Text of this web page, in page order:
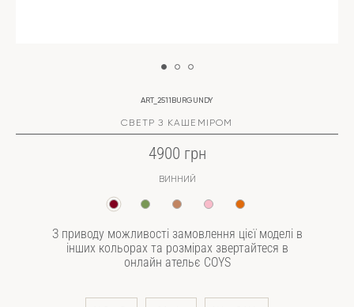
ART_2511BURGUNDY
СВЕТР З КАШЕМІРОМ
4900 грн
ВИННИЙ
З приводу можливості замовлення цієї моделі в
інших кольорах та розмірах звертайтеся в
онлайн ательє COYS